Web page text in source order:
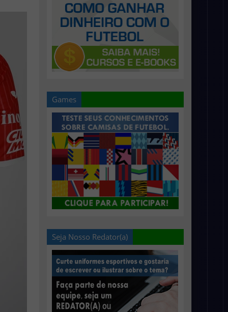
Games
Seja Nosso Redator(a)